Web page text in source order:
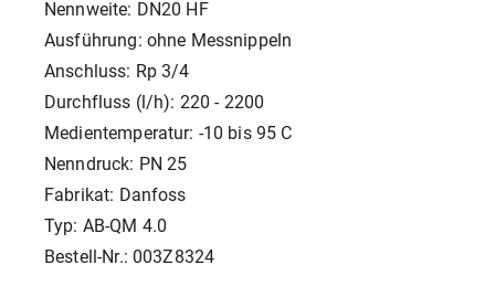
Nennweite: DN20 HF
Ausführung: ohne Messnippeln
Anschluss: Rp 3/4
Durchfluss (l/h): 220 - 2200
Medientemperatur: -10 bis 95 C
Nenndruck: PN 25
Fabrikat: Danfoss
Typ: AB-QM 4.0
Bestell-Nr.: 003Z8324